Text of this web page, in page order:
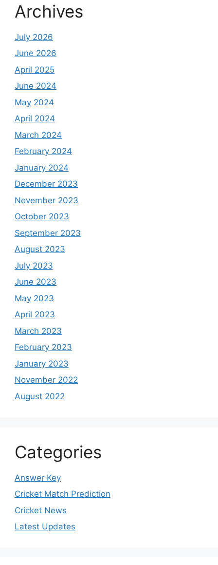
Archives
July 2026
June 2026
April 2025
June 2024
May 2024
April 2024
March 2024
February 2024
January 2024
December 2023
November 2023
October 2023
September 2023
August 2023
July 2023
June 2023
May 2023
April 2023
March 2023
February 2023
January 2023
November 2022
August 2022
Categories
Answer Key
Cricket Match Prediction
Cricket News
Latest Updates